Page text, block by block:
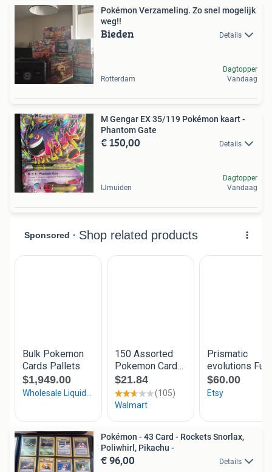
Pokémon Verzameling. Zo snel mogelijk
weg!!
Bieden Details
Rotterdam
Dagtopper
Vandaag
M Gengar EX 35/119 Pokémon kaart -
Phantom Gate
€ 150,00 Details
IJmuiden
Dagtopper
Vandaag
Pokémon - 43 Card - Rockets Snorlax,
Poliwhirl, Pikachu -
€ 96,00 Details